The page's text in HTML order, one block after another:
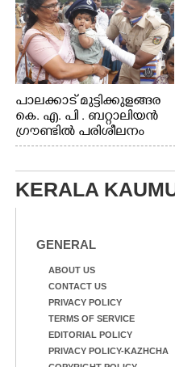
പാലക്കാട് മുട്ടിക്കുളങ്ങര
കെ. എ. പി . ബറ്റാലിയൻ
ഗ്രൗണ്ടിൽ പരിശീലനം
KERALA
GENERAL
ABOUT US
CONTACT US
PRIVACY POLICY
TERMS OF SERVICE
EDITORIAL POLICY
PRIVACY POLICY-KAZHCHA